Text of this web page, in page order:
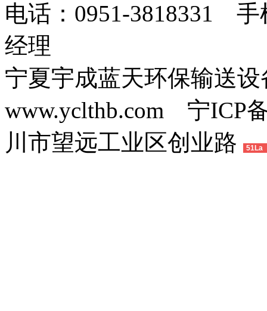
电话：0951-3818331 手
经理
宁夏宇成蓝天环保输送
www.yclthb.com 宁ICP
川市望远工业区创业路
51La